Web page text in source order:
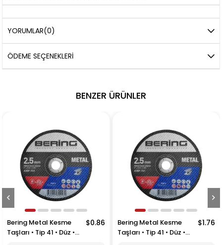
YORUMLAR(0)
ÖDEME SEÇENEKLERI
BENZER ÜRÜNLER
Bering Metal Kesme
Taşları • Tip 41 • Düz •
$0.86
Bering Metal Kesme
Taşları • Tip 41 • Düz •
$1.76